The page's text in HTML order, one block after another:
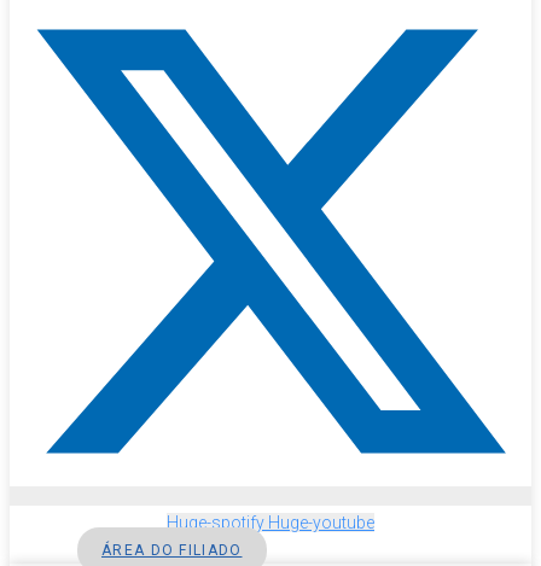
Huge-spotify Huge-youtube
ÁREA DO FILIADO